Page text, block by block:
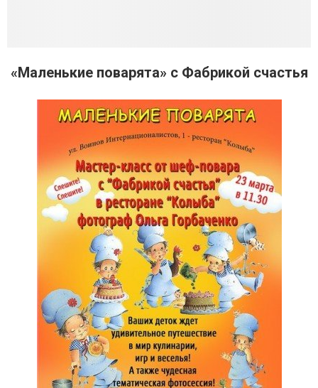
«Маленькие поварята» с Фабрикой счастья